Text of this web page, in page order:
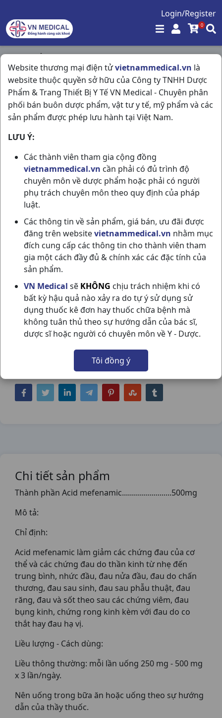
Login/Register
0
Website thương mại điện tửvietnammedical.vn là
website thuộc quyền sở hữu của Công ty TNHH Dược
Phẩm & Trang Thiết Bị Y Tế VN Medical - Chuyên phân
phối bán buôn dược phẩm, vật tư y tế, mỹ phẩm và các
sản phẩm được phép lưu hành tại Việt Nam.
LƯU Ý:
Các thành viên tham gia cộng đồng
vietnammedical.vn cần phải có đủ trình độ
chuyên môn về dược phẩm hoặc phải có người
phụ trách chuyên môn theo quy định của pháp
luật.
Các thông tin về sản phẩm, giá bán, ưu đãi được
đăng trên websitevietnammedical.vn nhằm mục
đích cung cấp các thông tin cho thành viên tham
gia một cách đầy đủ & chính xác các đặc tính của
sản phẩm.
VN Medical sẽ KHÔNG chịu trách nhiệm khi có
bất kỳ hậu quả nào xảy ra do tự ý sử dụng sử
dụng thuốc kê đơn hay thuốc chữa bệnh mà
không tuân thủ theo sự hướng dẫn của bác sĩ,
dược sĩ hoặc người có chuyên môn về Y - Dược.
Tôi đồng ý
Trang chủ /
Giảm Đau - Kháng Viêm - Giãn Cơ - Xương Khớp - Gout
/ Dolnaltic H100v Nadyphar
DOLNALTIC H100V NADYPHAR
NSX:Nadyphar
Nhóm hàng: Giảm Đau - Kháng Viêm - Giãn
Cơ - Xương Khớp - Gout,
Chia sẻ qua mạng xã hội:
Chi tiết sản phẩm
Thành phần Acid mefenamic.........................500mg
Mô tả:
Chỉ định:
Acid mefenamic làm giảm các chứng đau của cơ
thể và các chứng đau do thần kinh từ nhẹ đến
trung bình, nhức đầu, đau nửa đầu, đau do chấn
thương, đau sau sinh, đau sau phẫu thuật, đau
răng, đau và sốt theo sau các chứng viêm, đau
bụng kinh, chứng rong kinh kèm với đau do co
thắt hay đau hạ vị.
Liều lượng - Cách dùng:
Liều thông thường: mỗi lần uống 250 mg - 500 mg
x 3 lần/ngày.
Nên uống trong bữa ăn hoặc uống theo sự hướng
dẫn của thầy thuốc.